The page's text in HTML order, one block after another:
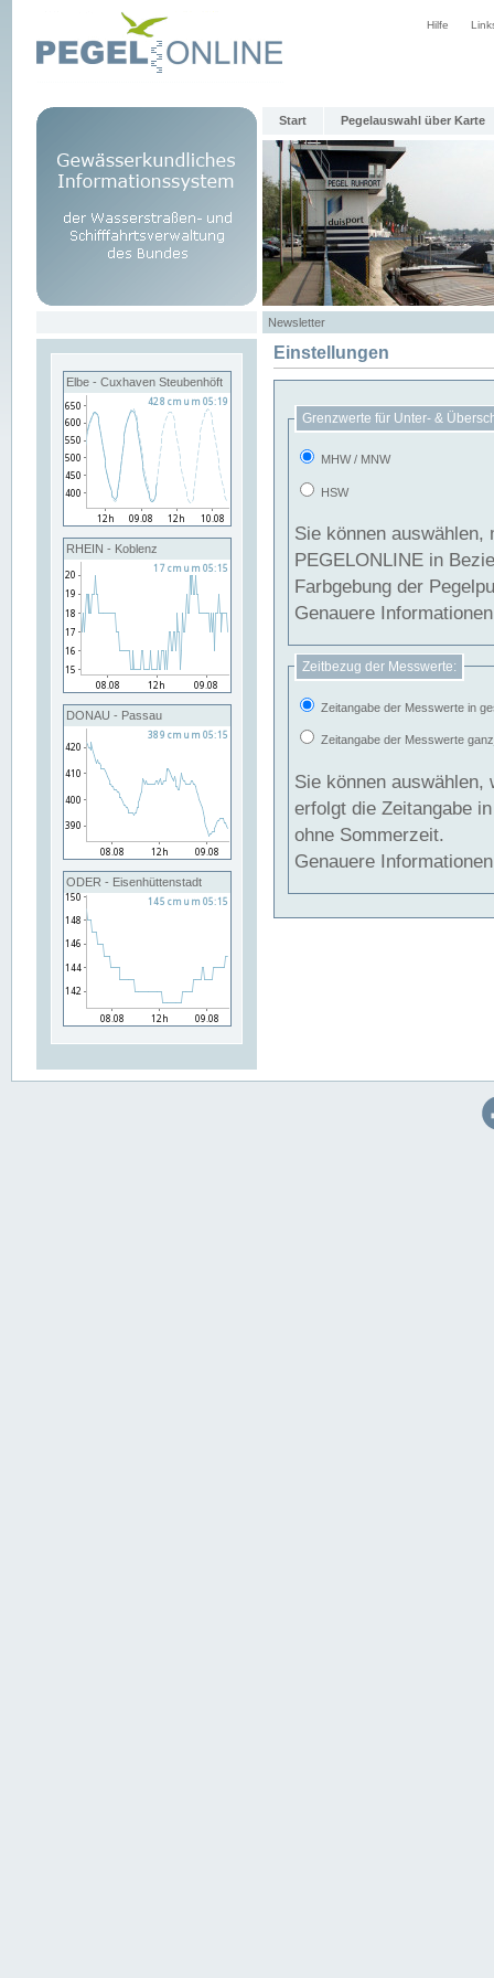
Hilfe
Start Pegelauswahl über Karte
Newsletter
Elbe - Cuxhaven Steubenhöft
RHEIN - Koblenz
DONAU - Passau
ODER - Eisenhüttenstadt
Einstellungen
Grenzwerte für Unter- &
MHW / MNW
HSW
Sie können
PEGELONLINE in Beziehung
Farbgebung der
Genauere
Zeitbezug der Messwerte:
Zeitangabe der Messwerte in
Zeitangabe der Messwerte
Sie können auswählen,
erfolgt die Zeitangabe
ohne Sommerzeit.
Genauere